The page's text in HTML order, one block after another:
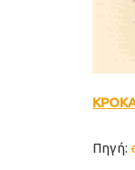
Πηγή: